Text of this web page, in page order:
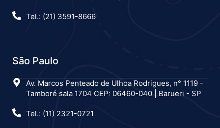
Tel.: (21) 3591-8666
São Paulo
Av. Marcos Penteado de Ulhoa Rodrigues, n° 1119 -
Tamboré sala 1704 CEP: 06460-040 | Barueri - SP
Tel.: (11) 2321-0721